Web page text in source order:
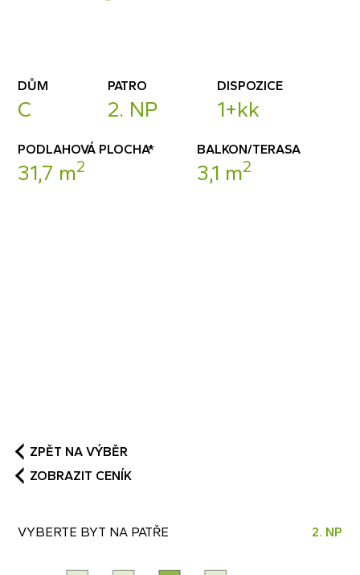
DŮM
C
PATRO
2. NP
DISPOZICE
1+kk
PODLAHOVÁ PLOCHA*
31,7 m2
BALKON/TERASA
3,1 m2
ZPĚT NA VÝBĚR
ZOBRAZIT CENÍK
VYBERTE BYT NA PATŘE 2. NP